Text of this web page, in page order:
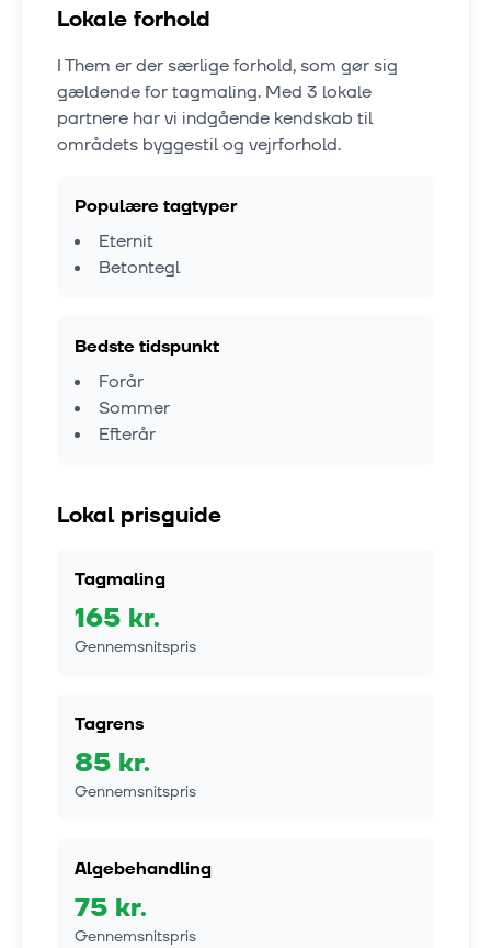
Lokale forhold
IThem er der særlige forhold, som gør sig
gældende for tagmaling. Med 3 lokale
partnere har vi indgående kendskab til
områdets byggestil og vejrforhold.
Populære tagtyper
Eternit
Betontegl
Bedste tidspunkt
Forår
Sommer
Efterår
Lokal prisguide
Tagmaling
165 kr.
Gennemsnitspris
Tagrens
85 kr.
Gennemsnitspris
Algebehandling
75 kr.
Gennemsnitspris